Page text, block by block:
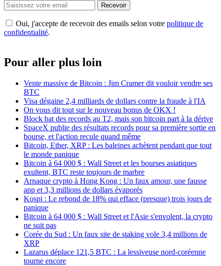
Recevoir
Oui, j'accepte de recevoir des emails selon votre politique de
confidentialité.
Pour aller plus loin
Vente massive de Bitcoin : Jim Cramer dit vouloir vendre ses
BTC
Visa dégaine 2,4 milliards de dollars contre la fraude à l'IA
On vous dit tout sur le nouveau bonus de OKX !
Block bat des records au T2, mais son bitcoin part à la dérive
SpaceX publie des résultats records pour sa première sortie en
bourse, et l'action recule quand même
Bitcoin, Ether, XRP : Les baleines achètent pendant que tout
le monde panique
Bitcoin à 64 000 $ : Wall Street et les bourses asiatiques
exultent, BTC reste toujours de marbre
Arnaque crypto à Hong Kong : Un faux amour, une fausse
app et 3,3 millions de dollars évaporés
Kospi : Le rebond de 18% qui efface (presque) trois jours de
panique
Bitcoin à 64 000 $ : Wall Street et l'Asie s'envolent, la crypto
ne suit pas
Corée du Sud : Un faux site de staking vole 3,4 millions de
XRP
Lazarus déplace 121,5 BTC : La lessiveuse nord-coréenne
tourne encore